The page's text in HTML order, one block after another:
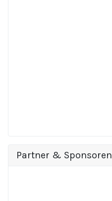
Partner & Sponsoren